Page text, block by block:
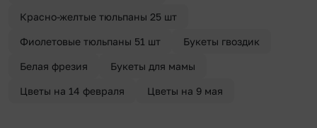
Красно-желтые тюльпаны 25 шт
Фиолетовые тюльпаны 51 шт Букеты гвоздик
Белая фрезия Букеты для мамы
Цветы на 14 февраля Цветы на 9 мая